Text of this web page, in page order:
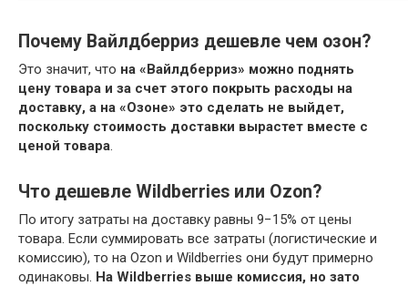
Почему Вайлдберриз дешевле чем озон?
Это значит, что на «Вайлдберриз» можно поднять
цену товара и за счет этого покрыть расходы на
доставку, а на «Озоне» это сделать не выйдет,
поскольку стоимость доставки вырастет вместе с
ценой товара.
Что дешевле Wildberries или Ozon?
По итогу затраты на доставку равны 9−15% от цены
товара. Если суммировать все затраты (логистические и
комиссию), то на Ozon и Wildberries они будут примерно
одинаковы. На Wildberries выше комиссия, но зато